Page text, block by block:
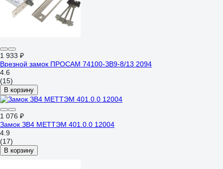
1 933 ₽
Врезной замок ПРОСАМ 74100-ЗВ9-8/13 2094
4.6
(15)
В корзину
1 076 ₽
Замок ЗВ4 МЕТТЭМ 401.0.0 12004
4.9
(17)
В корзину